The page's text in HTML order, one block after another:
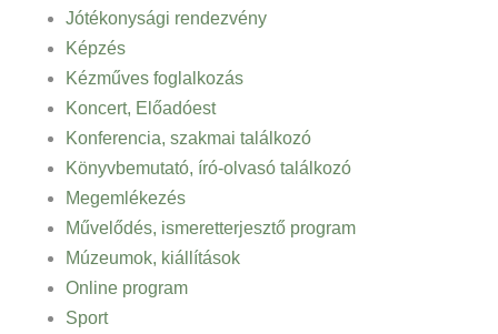
Jótékonysági rendezvény
Képzés
Kézműves foglalkozás
Koncert, Előadóest
Konferencia, szakmai találkozó
Könyvbemutató, író-olvasó találkozó
Megemlékezés
Művelődés, ismeretterjesztő program
Múzeumok, kiállítások
Online program
Sport